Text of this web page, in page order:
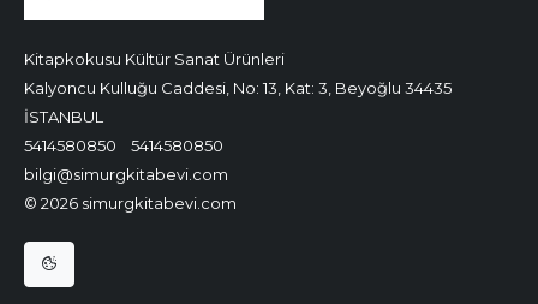
Kitapkokusu Kültür Sanat Ürünleri
Kalyoncu Kulluğu Caddesi, No: 13, Kat: 3, Beyoğlu 34435
İSTANBUL
5414580850
5414580850
bilgi@simurgkitabevi.com
© 2026 simurgkitabevi.com